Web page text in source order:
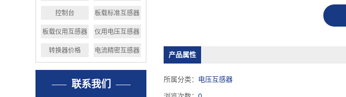
控制台 板载标准互感器
板载仪用互感器 仪用电压互感器
转换器价格 电流精密互感器
联系我们
产品属性
所属分类： 电压互感器